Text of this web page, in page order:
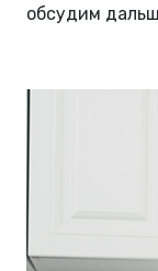
обсудим